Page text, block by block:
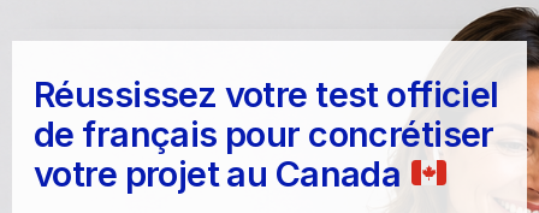
Réussissez votre test officiel
de français pour concrétiser
votre projet au Canada